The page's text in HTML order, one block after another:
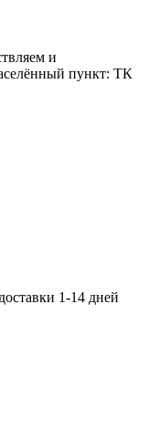
и
пункт: ТК
1-14 дней